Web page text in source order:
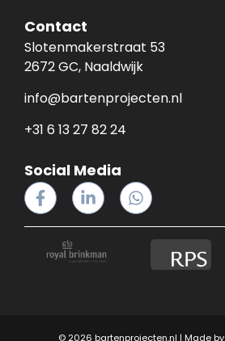
Contact
Slotenmakerstraat 53
2672 GC, Naaldwijk
info@bartenprojecten.nl
+31 6 13 27 82 24
Social Media
© 2026 bartenprojecten.nl | Made by